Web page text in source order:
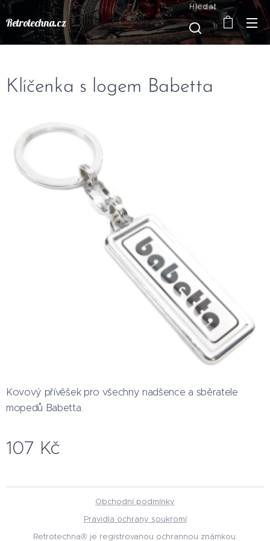
Retrotechna.cz
Hledat
Klíčenka s logem Babetta
Kovový přívěšek pro všechny nadšence a sběratele
mopedů Babetta.
107 Kč
Obchodní podmínky
Pravidla ochrany soukromí
Retrotechna® je registrovanou ochrannou známkou.